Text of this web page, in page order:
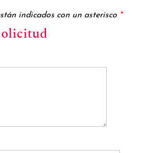
indicados con un asterisco *